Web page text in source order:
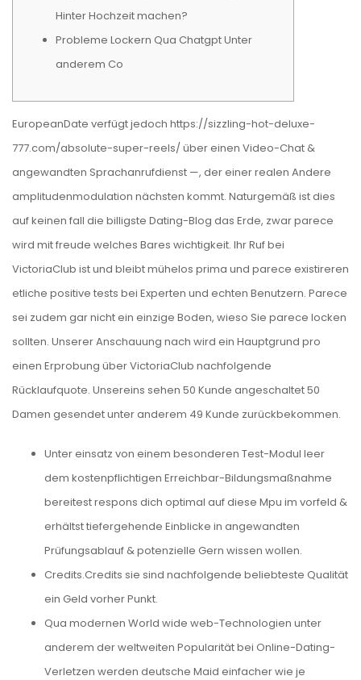
Hinter Hochzeit machen?
Probleme Lockern Qua Chatgpt Unter
anderem Co
EuropeanDate verfügt jedoch https://sizzling-hot-deluxe-
777.com/absolute-super-reels/über einen Video-Chat &
angewandten Sprachanrufdienst —, der einer realen Andere
amplitudenmodulation nächsten kommt. Naturgemäß ist dies
auf keinen fall die billigste Dating-Blog das Erde, zwar parece
wird mit freude welches Bares wichtigkeit. Ihr Ruf bei
VictoriaClub ist und bleibt mühelos prima und parece existireren
etliche positive tests bei Experten und echten Benutzern. Parece
sei zudem gar nicht ein einzige Boden, wieso Sie parece locken
sollten. Unserer Anschauung nach wird ein Hauptgrund pro
einen Erprobung über VictoriaClub nachfolgende
Rücklaufquote. Unsereins sehen 50 Kunde angeschaltet 50
Damen gesendet unter anderem 49 Kunde zurückbekommen.
Unter einsatz von einem besonderen Test-Modul leer
dem kostenpflichtigen Erreichbar-Bildungsmaßnahme
bereitest respons dich optimal auf diese Mpu im vorfeld &
erhältst tiefergehende Einblicke in angewandten
Prüfungsablauf & potenzielle Gern wissen wollen.
Credits.Credits sie sind nachfolgende beliebteste Qualität
ein Geld vorher Punkt.
Qua modernen World wide web-Technologien unter
anderem der weltweiten Popularität bei Online-Dating-
Verletzen werden deutsche Maid einfacher wie je